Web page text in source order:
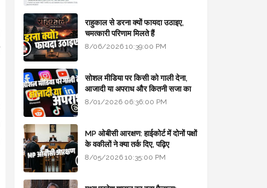
राहुकाल से डरना क्यों फायदा उठाइए,
चमत्कारी परिणाम मिलते हैं
8/06/2026 10:39:00 PM
सोशल मीडिया पर किसी को गाली देना,
आजादी या अपराध और कितनी सजा का
प्रावधान - free legal advice
8/01/2026 06:36:00 PM
MP ओबीसी आरक्षण: हाईकोर्ट में दोनों पक्षों
के वकीलों ने क्या तर्क दिए, पढ़िए
8/05/2026 10:35:00 PM